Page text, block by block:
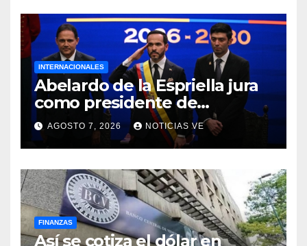
INTERNACIONALES
Abelardo de la Espriella jura
como presidente de
Colombia para el periodo
2026-2030
AGOSTO 7, 2026 NOTICIAS VE
FINANZAS
Así se cotiza el dólar en